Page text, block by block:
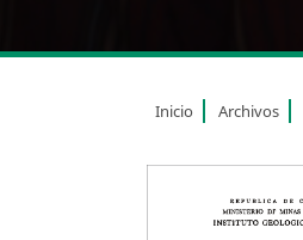
Inicio Archivos